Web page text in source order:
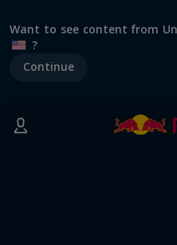
Want to see content from
?
Continue